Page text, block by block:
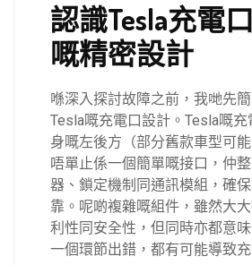
認識Tesla充電
嘅精密設計
喺深入探討故障之前，我哋先
Tesla嘅充電口設計。Tesla嘅
身嘅左後方（部分舊款車型可
唔單止係一個簡單嘅接口，仲
器、鎖定機制同通訊模組，確
靠。呢啲複雜嘅組件，雖然大
利性同安全性，但同時亦都意
一個環節出錯，都有可能導致充